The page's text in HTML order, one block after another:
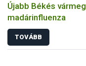
Újabb Békés
madárinfluenza
TOVÁBB